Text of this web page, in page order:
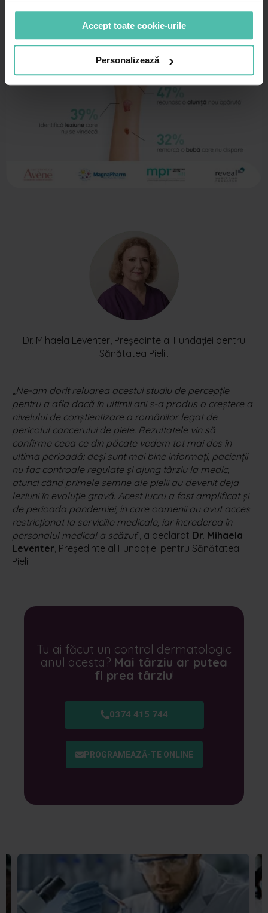
Accept toate cookie-urile
Personalizează
Dr. Mihaela Leventer, Preşedinte al Fundaţiei pentru
Sănătatea Pielii.
Ne-am dorit reluarea acestui studiu de percepție
pentru a afla dacă în ultimii ani s-a produs o creștere a
nivelului de conștientizare a românilor legat de
pericolul cancerului de piele. Rezultatele vin să
confirme ceea ce din păcate vedem tot mai des în
ultima perioadă: deși sunt mai bine informați, pacienții
nu fac controale regulate și ajung târziu la medic,
atunci când primele semne ale pielii au devenit deja
leziuni în evoluție gravă. Acest lucru a fost amplificat și
de perioada pandemiei, în care oamenii au avut acces
restricționat la serviciile medicale, iar încrederea în
personalul medical a scăzut”, a declarat Dr. Mihaela
Leventer , Preşedinte al Fundaţiei pentru Sănătatea
Pielii.
Tu ai făcut un control dermatologic
anul acesta? Mai târziu ar putea
fi prea târziu!
0374 415 744
PROGRAMEAZĂ-TE ONLINE